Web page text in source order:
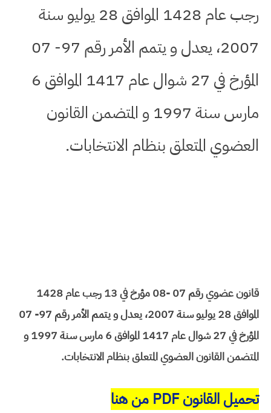
رجب عام 1428 الموافق 28 يوليو سنة
2007، يعدل و يتمم الأمر رقم 97- 07
المؤرخ في 27 شوال عام 1417 الموافق 6
مارس سنة 1997 و المتضمن القانون
العضوي المتعلق بنظام الانتخابات.
قانون عضوي رقم 07 -08 مؤرخ في 13 رجب عام 1428
الموافق 28 يوليو سنة 2007، يعدل و يتمم الأمر رقم 97- 07
المؤرخ في 27 شوال عام 1417 الموافق 6 مارس سنة 1997 و
المتضمن القانون العضوي المتعلق بنظام الانتخابات.
تحميل القانون PDF من هنا